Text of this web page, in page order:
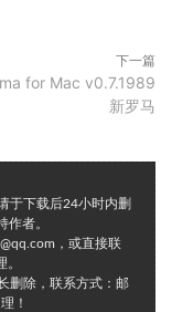
下一篇
for Mac v0.7.1989
新罗马
于下载后24小时内删
作者。
，或直接联
删除，联系方式：邮
！